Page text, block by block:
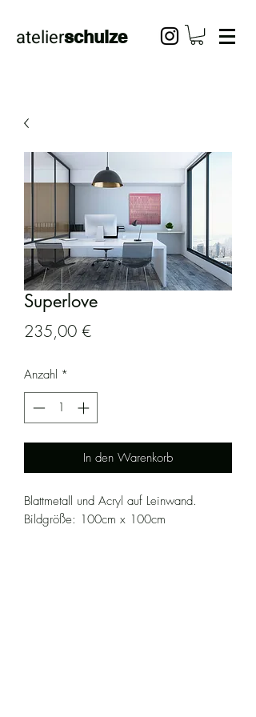
atelierschulze
Superlove
235,00 €Preis
Anzahl *
In den Warenkorb
Blattmetall und Acryl auf Leinwand.
Bildgröße: 100cm x 100cm